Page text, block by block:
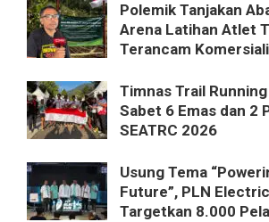
Polemik Tanjakan
Arena Latihan Atlet
Terancam
Timnas Trail
Sabet 6 Emas dan 2
SEATRC 2026
Usung Tema
Future”, PLN
Targetkan 8.000